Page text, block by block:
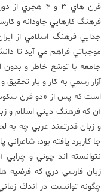
قرن هاي 3 و 4
فرهنگ كارهايي جاودانه و
جدايي فرهنگ اسلامي از
موجباتي فراهم مي آيد تا
جامعه با توسّع خاطر و
آزار رسمي به كار و بار
آن كه فرهنگ ديني اسلام و
و زبان قدرتمند عربي چه به
جا كاربرد يافته بود،
نتوانسته اند چوني و
زبان فارسي دري كه فرضيه
چگونه توانست در اندك